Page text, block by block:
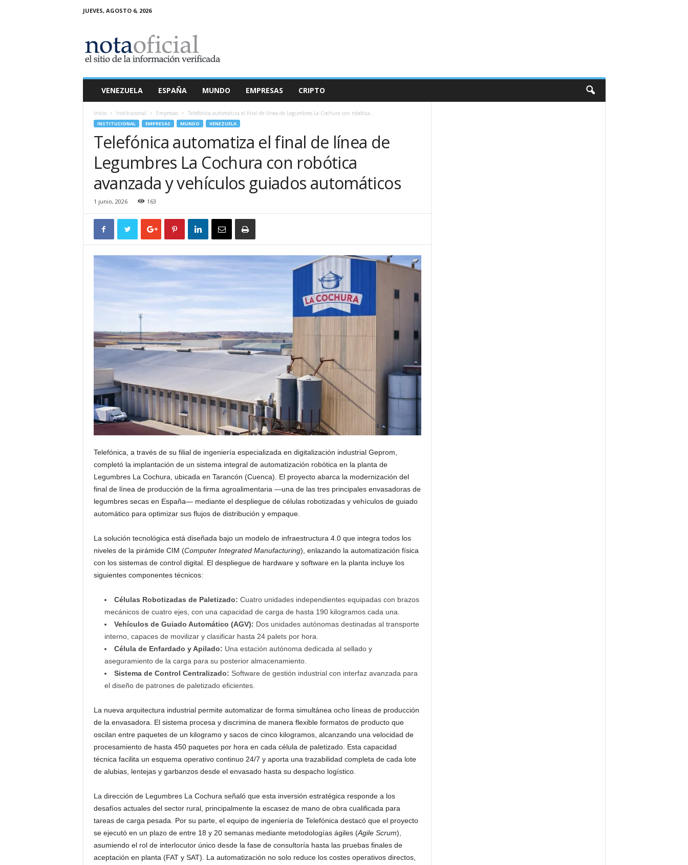
JUEVES, AGOSTO 6, 2026
a
O
VENEZUELA ESPAÑA MUNDO EMPRESAS CRIPTO
Inicio Institucional Empresas Telefónica automatiza el final de línea de Legumbres La Cochura con robótica...
INSTITUCIONAL EMPRESAS MUNDO VENEZUELA
Telefónica automatiza el final de línea de
Legumbres La Cochura con robótica
avanzada y vehículos guiados automáticos
1 junio, 2026 163
Telefónica, a través de su filial de ingeniería especializada en digitalización industrial Geprom,
completó la implantación de un sistema integral de automatización robótica en la planta de
Legumbres La Cochura, ubicada en Tarancón (Cuenca). El proyecto abarca la modernización del
final de línea de producción de la firma agroalimentaria —una de las tres principales envasadoras de
legumbres secas en España— mediante el despliegue de células robotizadas y vehículos de guiado
automático para optimizar sus flujos de distribución y empaque.
La solución tecnológica está diseñada bajo un modelo de infraestructura 4.0 que integra todos los
niveles de la pirámide CIM (Computer Integrated Manufacturing), enlazando la automatización física
con los sistemas de control digital. El despliegue de hardware y software en la planta incluye los
siguientes componentes técnicos:
Células Robotizadas de Paletizado: Cuatro unidades independientes equipadas con brazos
mecánicos de cuatro ejes, con una capacidad de carga de hasta 190 kilogramos cada una.
Vehículos de Guiado Automático (AGV): Dos unidades autónomas destinadas al transporte
interno, capaces de movilizar y clasificar hasta 24 palets por hora.
Célula de Enfardado y Apilado: Una estación autónoma dedicada al sellado y
aseguramiento de la carga para su posterior almacenamiento.
Sistema de Control Centralizado: Software de gestión industrial con interfaz avanzada para
el diseño de patrones de paletizado eficientes.
La nueva arquitectura industrial permite automatizar de forma simultánea ocho líneas de producción
de la envasadora. El sistema procesa y discrimina de manera flexible formatos de producto que
oscilan entre paquetes de un kilogramo y sacos de cinco kilogramos, alcanzando una velocidad de
procesamiento de hasta 450 paquetes por hora en cada célula de paletizado. Esta capacidad
técnica facilita un esquema operativo continuo 24/7 y aporta una trazabilidad completa de cada lote
de alubias, lentejas y garbanzos desde el envasado hasta su despacho logístico.
La dirección de Legumbres La Cochura señaló que esta inversión estratégica responde a los
desafíos actuales del sector rural, principalmente la escasez de mano de obra cualificada para
tareas de carga pesada. Por su parte, el equipo de ingeniería de Telefónica destacó que el proyecto
se ejecutó en un plazo de entre 18 y 20 semanas mediante metodologías ágiles (Agile Scrum),
asumiendo el rol de interlocutor único desde la fase de consultoría hasta las pruebas finales de
aceptación en planta (FAT y SAT). La automatización no solo reduce los costes operativos directos,